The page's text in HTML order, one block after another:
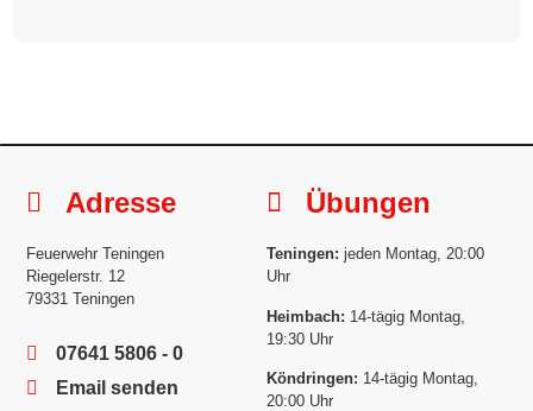
Adresse
Feuerwehr Teningen
Riegelerstr. 12
79331 Teningen
07641 5806 - 0
Email senden
Übungen
Teningen: jeden Montag, 20:00
Uhr
Heimbach: 14-tägig Montag,
19:30 Uhr
Köndringen: 14-tägig Montag,
20:00 Uhr